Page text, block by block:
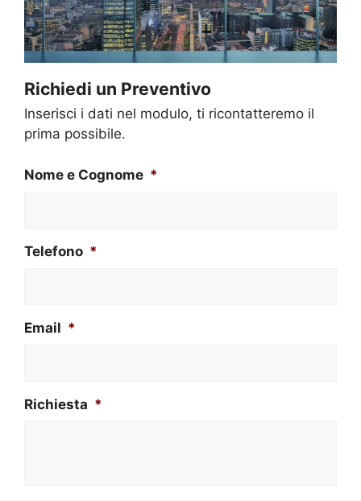
Richiedi un Preventivo
Inserisci i dati nel modulo, ti ricontatteremo il
prima possibile.
Nome e Cognome *
Telefono *
Email *
Richiesta *